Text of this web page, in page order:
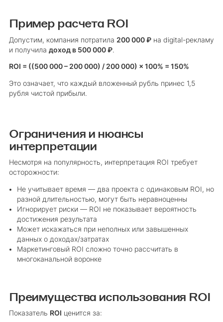
Пример расчета ROI
Допустим, компания потратила 200 000 ₽на digital-рекламу
и получила доход в 500 000 ₽.
ROI = ((500 000 – 200 000) / 200 000) × 100% = 150%
Это означает, что каждый вложенный рубль принес 1,5
рубля чистой прибыли.
Ограничения и нюансы
интерпретации
Несмотря на популярность, интерпретация ROI требует
осторожности:
Не учитывает время — два проекта с одинаковым ROI, но
разной длительностью, могут быть неравноценны
Игнорирует риски — ROI не показывает вероятность
достижения результата
Может искажаться при неполных или завышенных
данных о доходах/затратах
Маркетинговый ROI сложно точно рассчитать в
многоканальной воронке
Преимущества использования ROI
Показатель ROI ценится за: